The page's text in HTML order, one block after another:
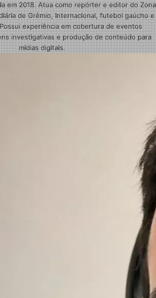
em 2018. Atua como repórter e editor do Zona
de Grêmio, Internacional, futebol gaúcho e
experiência em cobertura de eventos
investigativas e produção de conteúdo para
mídias digitais.